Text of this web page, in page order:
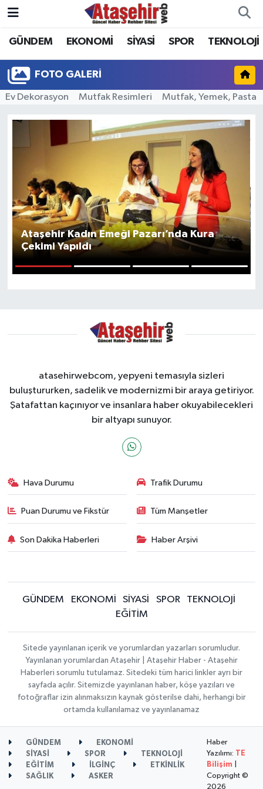
GÜNDEM EKONOMİ SİYASİ SPOR TEKNOLOJİ
FOTO GALERI
Ev Dekorasyon Mutfak Resimleri Mutfak, Yemek, Pasta
Ataşehir Kadın Emeği Pazarı’nda Kura
Çekimi Yapıldı
atasehirwebcom, yepyeni temasıyla sizleri
buluştururken, sadelik ve modernizmi bir araya getiriyor.
Şatafattan kaçınıyor ve insanlara haber okuyabilecekleri
bir altyapı sunuyor.
Hava Durumu Trafik Durumu
Puan Durumu ve Fikstür Tüm Manşetler
Son Dakika Haberleri Haber Arşivi
GÜNDEM EKONOMİ SİYASİ SPOR
TEKNOLOJİ
EĞİTİM
Sitede yayınlanan içerik ve yorumlardan yazarları sorumludur.
Yayınlanan yorumlardan Ataşehir | Ataşehir Haber - Ataşehir
Haberleri sorumlu tutulamaz. Sitedeki tüm harici linkler ayrı bir
sayfada açılır. Sitemizde yayınlanan haber, köşe yazıları ve
fotoğraflar izin alınmaksızın kaynak gösterilse dahi, herhangi bir
ortamda kullanılamaz ve yayınlanamaz
GÜNDEM
EKONOMİ
SİYASİ
SPOR
TEKNOLOJİ
EĞİTİM
İLGİNÇ
ETKİNLİK
SAĞLIK
ASKER
Haber
Yazılımı:
TE
Bilişim
Copyright ©
2026
Hava Durumu
Trafik Durumu
Süper Lig Puan Durumu ve Fikstür
Tüm Manşetler
Son Dakika Haberleri
Haber Arşivi